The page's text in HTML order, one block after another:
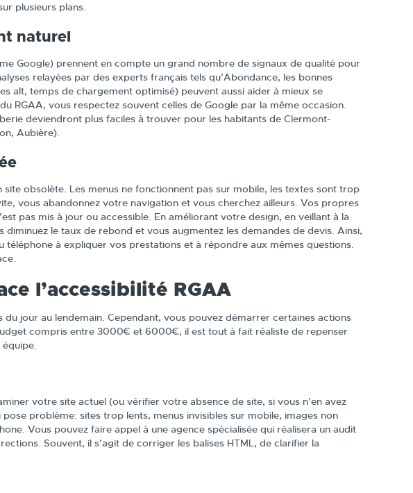
plusieurs plans.
naturel
Google) prennent en compte un grand nombre de signaux de qualité pour
relayées par des experts français tels qu’Abondance, les bonnes
alt, temps de chargement optimisé) peuvent aussi aider à mieux se
RGAA, vous respectez souvent celles de Google par la même occasion.
deviendront plus faciles à trouver pour les habitants de Clermont-
Aubière).
obsolète. Les menus ne fonctionnent pas sur mobile, les textes sont trop
vous abandonnez votre navigation et vous cherchez ailleurs. Vos propres
pas mis à jour ou accessible. En améliorant votre design, en veillant à la
le taux de rebond et vous augmentez les demandes de devis. Ainsi,
téléphone à expliquer vos prestations et à répondre aux mêmes questions.
l’accessibilité RGAA
du jour au lendemain. Cependant, vous pouvez démarrer certaines actions
compris entre 3000€ et 6000€, il est tout à fait réaliste de repenser
votre site actuel (ou vérifier votre absence de site, si vous n’en avez
problème: sites trop lents, menus invisibles sur mobile, images non
Vous pouvez faire appel à une agence spécialisée qui réalisera un audit
Souvent, il s’agit de corriger les balises HTML, de clarifier la